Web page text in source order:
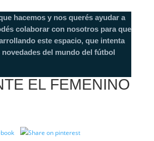
hacemos y nos querés ayudar a
colaborar con nosotros para que
este espacio, que intenta
del mundo del fútbol
EL FEMENINO